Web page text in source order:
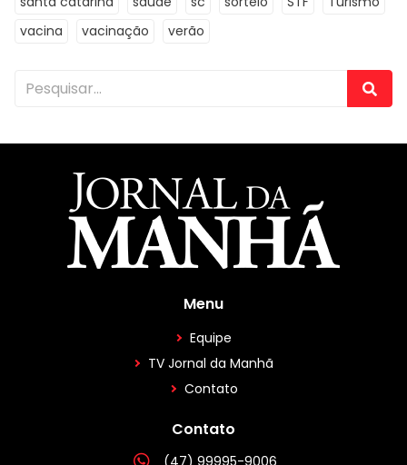
vacina
vacinação verão
Menu
Equipe
TV Jornal da Manhã
Contato
Contato